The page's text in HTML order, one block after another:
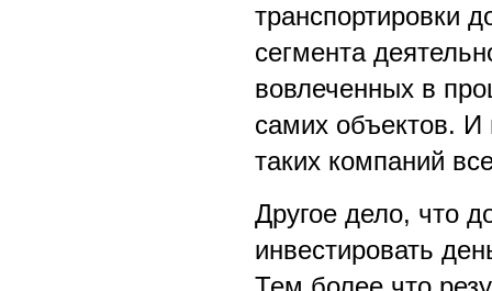
транспортировки
сегмента
вовлеченных в
самих объектов.
таких компаний
Другое дело, что
инвестировать